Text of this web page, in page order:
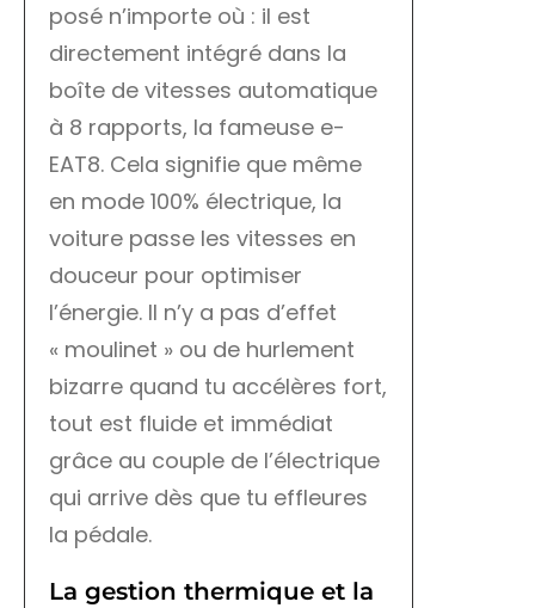
posé n’importe où : il est
directement intégré dans la
boîte de vitesses automatique
à 8 rapports, la fameuse e-
EAT8. Cela signifie que même
en mode 100% électrique, la
voiture passe les vitesses en
douceur pour optimiser
l’énergie. Il n’y a pas d’effet
« moulinet » ou de hurlement
bizarre quand tu accélères fort,
tout est fluide et immédiat
grâce au couple de l’électrique
qui arrive dès que tu effleures
la pédale.
La gestion thermique et la